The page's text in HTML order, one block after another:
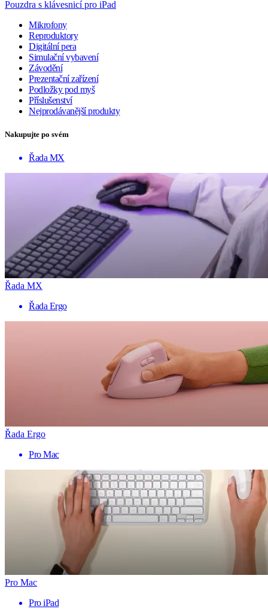
Pouzdra s klávesnicí pro iPad
Mikrofony
Reproduktory
Digitální pera
Simulační vybavení
Závodění
Prezentační zařízení
Podložky pod myš
Příslušenství
Nejprodávanější produkty
Nakupujte po svém
Řada MX
Řada MX
Řada Ergo
Řada Ergo
Pro Mac
Pro Mac
Pro iPad